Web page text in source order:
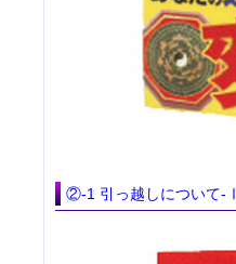
②-1 引っ越しについて-Ⅰ